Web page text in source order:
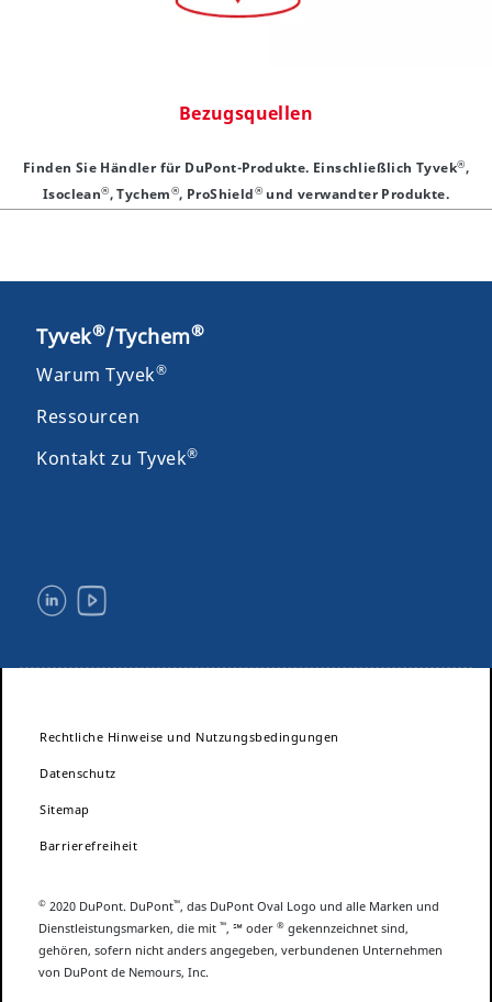
Bezugsquellen
Finden Sie Händler für DuPont-Produkte. Einschließlich Tyvek®,
Isoclean®, Tychem®, ProShield® und verwandter Produkte.
Tyvek®/Tychem®
Warum Tyvek®
Ressourcen
Kontakt zu Tyvek®
Rechtliche Hinweise und Nutzungsbedingungen
Datenschutz
Sitemap
Barrierefreiheit
© 2020 DuPont. DuPont™, das DuPont Oval Logo und alle Marken und
Dienstleistungsmarken, die mit ™, ℠ oder ® gekennzeichnet sind,
gehören, sofern nicht anders angegeben, verbundenen Unternehmen
von DuPont de Nemours, Inc.